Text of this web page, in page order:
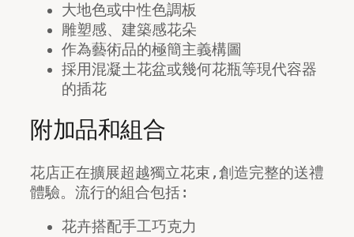
大地色或中性色調板
雕塑感、建築感花朵
作為藝術品的極簡主義構圖
採用混凝土花盆或幾何花瓶等現代容器
的插花
附加品和組合
花店正在擴展超越獨立花束,創造完整的送禮
體驗。流行的組合包括:
花卉搭配手工巧克力